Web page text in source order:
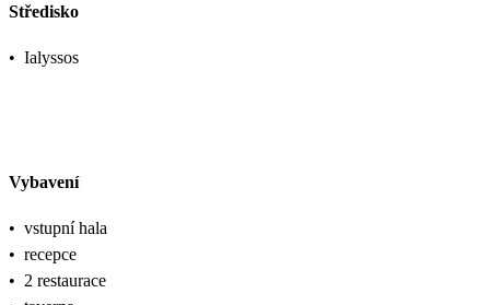
Středisko
• Ialyssos
Vybavení
• vstupní hala
• recepce
• 2 restaurace